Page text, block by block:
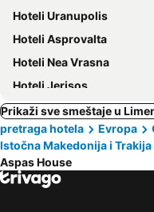
Hoteli Uranupolis
Hoteli Asprovalta
Hoteli Nea Vrasna
Hoteli Jerisos
Prikaži sve smeštaje u
pretraga hotela
Evropa
Istočna Makedonija i Trakija
Aspas House